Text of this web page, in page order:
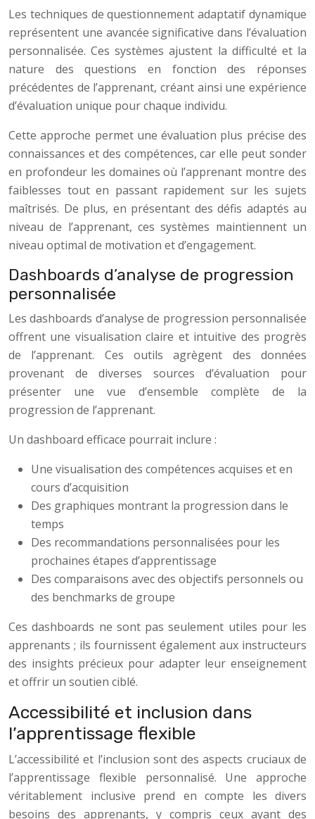
Les techniques de questionnement adaptatif dynamique
représentent une avancée significative dans l’évaluation
personnalisée. Ces systèmes ajustent la difficulté et la
nature des questions en fonction des réponses
précédentes de l’apprenant, créant ainsi une expérience
d’évaluation unique pour chaque individu.
Cette approche permet une évaluation plus précise des
connaissances et des compétences, car elle peut sonder
en profondeur les domaines où l’apprenant montre des
faiblesses tout en passant rapidement sur les sujets
maîtrisés. De plus, en présentant des défis adaptés au
niveau de l’apprenant, ces systèmes maintiennent un
niveau optimal de motivation et d’engagement.
Dashboards d’analyse de progression
personnalisée
Les dashboards d’analyse de progression personnalisée
offrent une visualisation claire et intuitive des progrès
de l’apprenant. Ces outils agrègent des données
provenant de diverses sources d’évaluation pour
présenter une vue d’ensemble complète de la
progression de l’apprenant.
Un dashboard efficace pourrait inclure :
Une visualisation des compétences acquises et en
cours d’acquisition
Des graphiques montrant la progression dans le
temps
Des recommandations personnalisées pour les
prochaines étapes d’apprentissage
Des comparaisons avec des objectifs personnels ou
des benchmarks de groupe
Ces dashboards ne sont pas seulement utiles pour les
apprenants ; ils fournissent également aux instructeurs
des insights précieux pour adapter leur enseignement
et offrir un soutien ciblé.
Accessibilité et inclusion dans
l’apprentissage flexible
L’accessibilité et l’inclusion sont des aspects cruciaux de
l’apprentissage flexible personnalisé. Une approche
véritablement inclusive prend en compte les divers
besoins des apprenants, y compris ceux ayant des